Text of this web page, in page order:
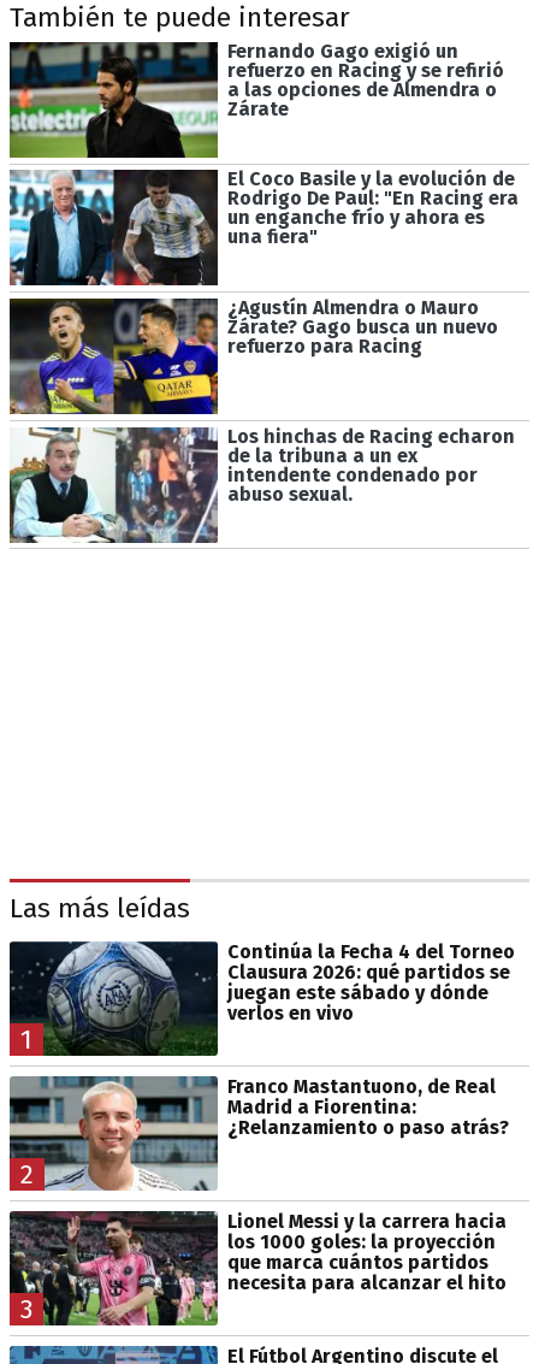
También te puede interesar
Fernando Gago exigió un
refuerzo en Racing y se refirió
a las opciones de Almendra o
Zárate
El Coco Basile y la evolución de
Rodrigo De Paul: "En Racing era
un enganche frío y ahora es
una fiera"
¿Agustín Almendra o Mauro
Zárate? Gago busca un nuevo
refuerzo para Racing
Los hinchas de Racing echaron
de la tribuna a un ex
intendente condenado por
abuso sexual.
Las más leídas
1
Continúa la Fecha 4 del Torneo
Clausura 2026: qué partidos se
juegan este sábado y dónde
verlos en vivo
2
Franco Mastantuono, de Real
Madrid a Fiorentina:
¿Relanzamiento o paso atrás?
3
Lionel Messi y la carrera hacia
los 1000 goles: la proyección
que marca cuántos partidos
necesita para alcanzar el hito
El Fútbol Argentino discute el